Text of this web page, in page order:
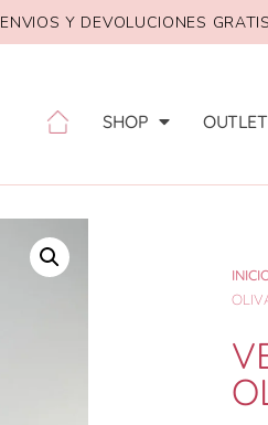
ENVIOS Y DEVOLUCIONES
SHOP OUTLET